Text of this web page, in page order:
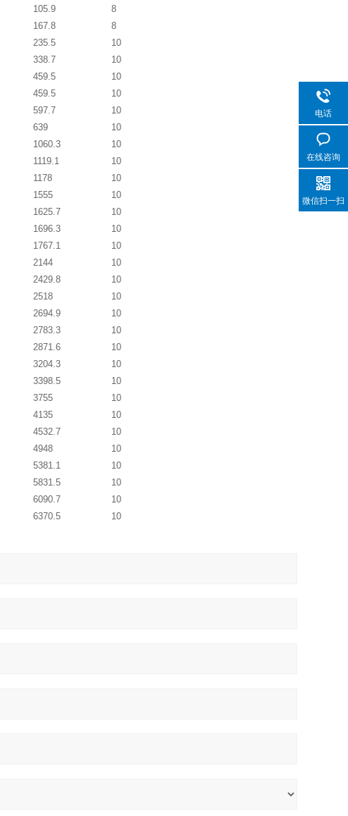
105.9
8
167.8
8
235.5
10
338.7
10
459.5
10
459.5
10
597.7
10
639
10
1060.3
10
1119.1
10
1178
10
1555
10
1625.7
10
1696.3
10
1767.1
10
2144
10
2429.8
10
2518
10
2694.9
10
2783.3
10
2871.6
10
3204.3
10
3398.5
10
3755
10
4135
10
4532.7
10
4948
10
5381.1
10
5831.5
10
6090.7
10
6370.5 10
电话
在线咨询
微信扫一扫